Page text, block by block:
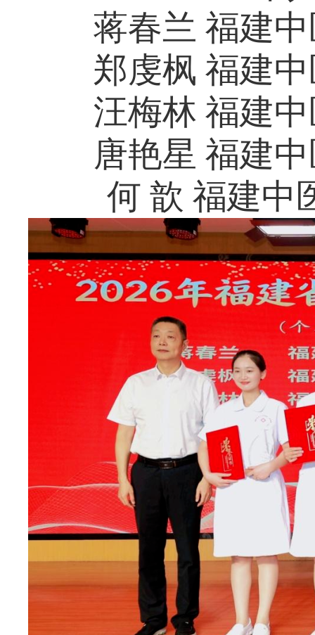
蒋春兰 福建
郑虔枫 福建
汪梅林 福建
唐艳星 福建
何 歆 福建中